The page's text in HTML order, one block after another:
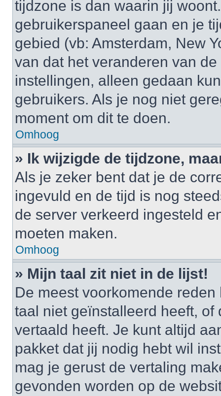
tijdzone is dan waarin jij
gebruikerspaneel gaan en je
gebied (vb: Amsterdam, New
van dat het veranderen van
instellingen, alleen gedaan
gebruikers. Als je nog niet
moment om dit te doen.
Omhoog
» Ik wijzigde de tijdzone,
Als je zeker bent dat je de
ingevuld en de tijd is nog
de server verkeerd ingesteld
moeten maken.
Omhoog
» Mijn taal zit niet in de lijst!
De meest voorkomende
taal niet geïnstalleerd heeft,
vertaald heeft. Je kunt altijd
pakket dat jij nodig hebt wil
mag je gerust de vertaling
gevonden worden op de